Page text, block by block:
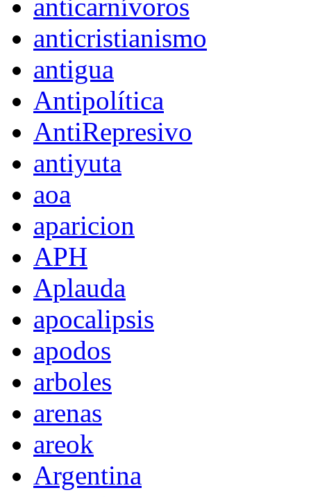
anticarnívoros
anticristianismo
antigua
Antipolítica
AntiRepresivo
antiyuta
aoa
aparicion
APH
Aplauda
apocalipsis
apodos
arboles
arenas
areok
Argentina